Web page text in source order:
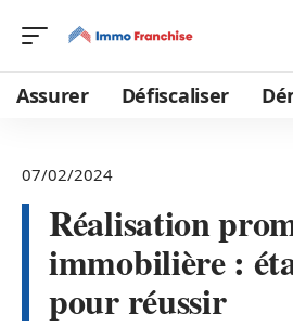
Assurer Défiscaliser
07/02/2024
Réalisation
immobilière :
pour réussir